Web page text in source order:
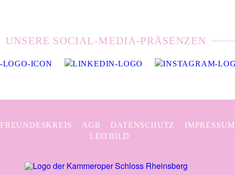
UNSERE SOCIAL-MEDIA-PRÄSENZEN
FREUNDESKREIS AGB DATENSCHUTZ IMPRESSUM
LEITBILD